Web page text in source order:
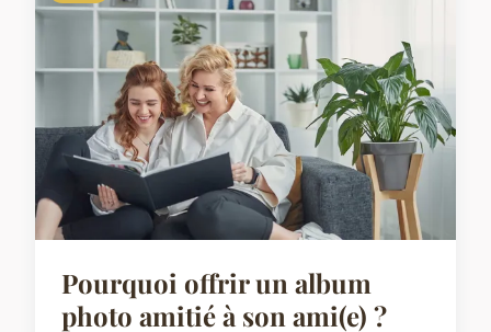
Pourquoi offrir un album
photo amitié à son ami(e) ?